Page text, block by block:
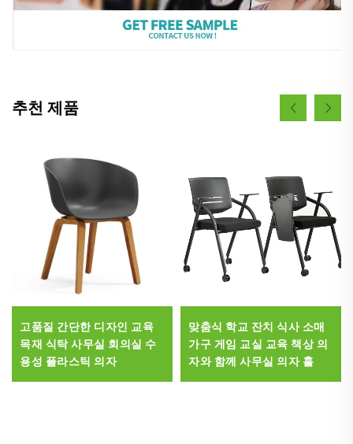
추천 제품
고품질 간단한 디자인 교육
목재 식탁 사무실 회의실 수
용성 플라스틱 의자
맞춤식 학교 잔치 식사 소매
가구 게임 교실 교육 책상 의
자와 함께 사무실 의자 홀